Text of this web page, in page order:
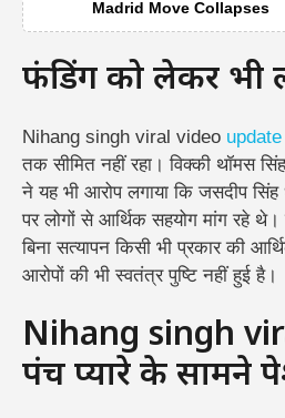
Madrid Move Collapses
फंडिंग को लेकर भी
Nihang singh viral video update
तक सीमित नहीं रहा। विक्की थॉमस
ने यह भी आरोप लगाया कि जसदीप सिंह
पर लोगों से आर्थिक सहयोग मांग रहे
बिना सत्यापन किसी भी प्रकार की
आरोपों की भी स्वतंत्र पुष्टि नहीं हुई है।
Nihang singh
पंच प्यारे के सामने